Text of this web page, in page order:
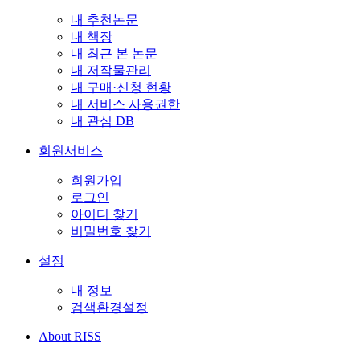
내 추천논문
내 책장
내 최근 본 논문
내 저작물관리
내 구매·신청 현황
내 서비스 사용권한
내 관심 DB
회원서비스
회원가입
로그인
아이디 찾기
비밀번호 찾기
설정
내 정보
검색환경설정
About RISS